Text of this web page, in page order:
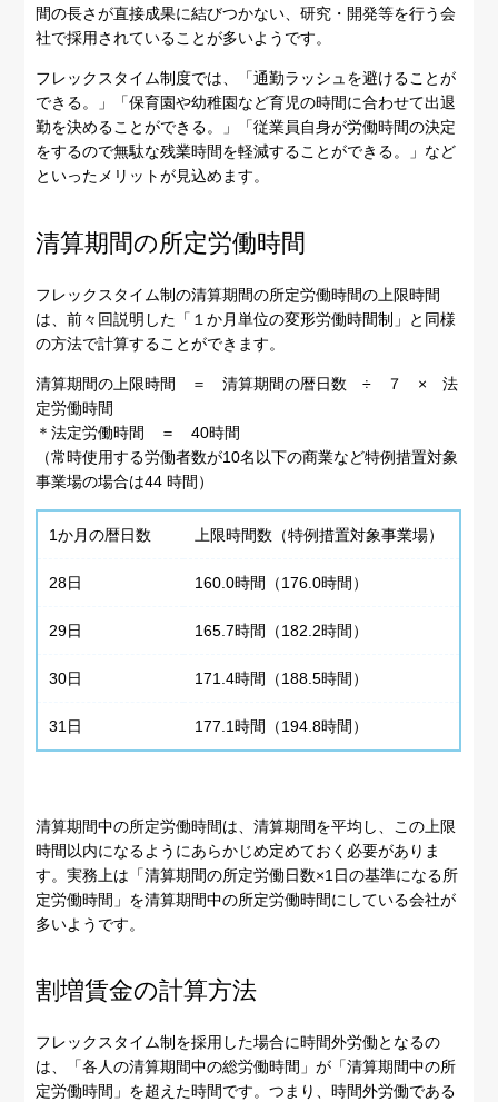
間の長さが直接成果に結びつかない、研究・開発等を行う会
社で採用されていることが多いようです。
フレックスタイム制度では、「通勤ラッシュを避けることが
できる。」「保育園や幼稚園など育児の時間に合わせて出退
勤を決めることができる。」「従業員自身が労働時間の決定
をするので無駄な残業時間を軽減することができる。」など
といったメリットが見込めます。
清算期間の所定労働時間
フレックスタイム制の清算期間の所定労働時間の上限時間
は、前々回説明した「１か月単位の変形労働時間制」と同様
の方法で計算することができます。
清算期間の上限時間 ＝ 清算期間の暦日数 ÷ ７ × 法
定労働時間
＊法定労働時間 ＝ 40時間
（常時使用する労働者数が10名以下の商業など特例措置対象
事業場の場合は44 時間）
1か月の暦日数 上限時間数（特例措置対象事業場）
28日 160.0時間（176.0時間）
29日 165.7時間（182.2時間）
30日 171.4時間（188.5時間）
31日 177.1時間（194.8時間）
清算期間中の所定労働時間は、清算期間を平均し、この上限
時間以内になるようにあらかじめ定めておく必要がありま
す。実務上は「清算期間の所定労働日数×1日の基準になる所
定労働時間」を清算期間中の所定労働時間にしている会社が
多いようです。
割増賃金の計算方法
フレックスタイム制を採用した場合に時間外労働となるの
は、「各人の清算期間中の総労働時間」が「清算期間中の所
定労働時間」を超えた時間です。つまり、時間外労働である